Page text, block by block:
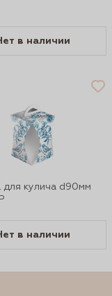
в наличии
для кулича d90мм
в наличии